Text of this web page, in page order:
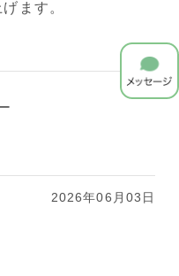
ます。
2026年06月03日